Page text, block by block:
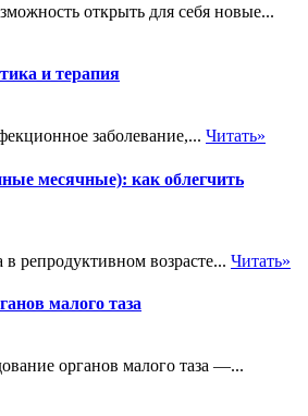
открыть для себя новые...
и терапия
заболевание,... Читать»
месячные): как облегчить
репродуктивном возрасте... Читать»
малого таза
органов малого таза —...